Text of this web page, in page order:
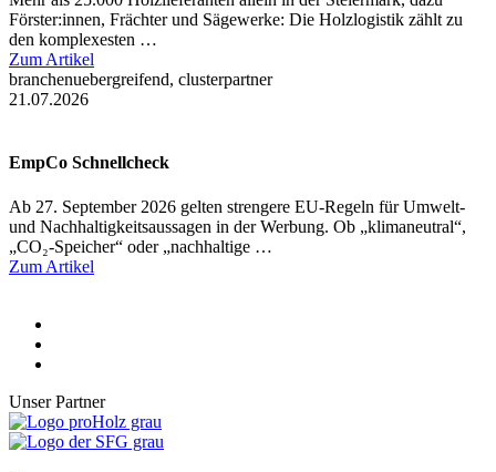
Förster:innen, Frächter und Sägewerke: Die Holzlogistik zählt zu
den komplexesten …
Zum Artikel
branchenuebergreifend, clusterpartner
21.07.2026
EmpCo Schnellcheck
Ab 27. September 2026 gelten strengere EU-Regeln für Umwelt-
und Nachhaltigkeitsaussagen in der Werbung. Ob „klimaneutral“,
„CO₂-Speicher“ oder „nachhaltige …
Zum Artikel
Unser Partner